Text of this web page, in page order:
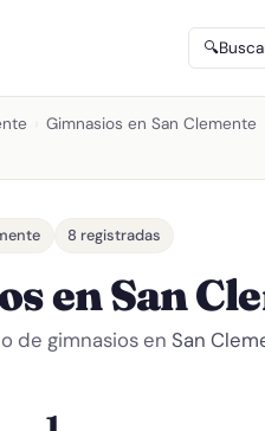
🔍
Gimnasios en San Clemente
8 registradas
en San
de gimnasios en San